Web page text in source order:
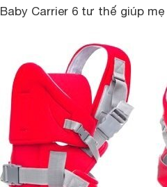
Baby Carrier 6 tư thế giúp